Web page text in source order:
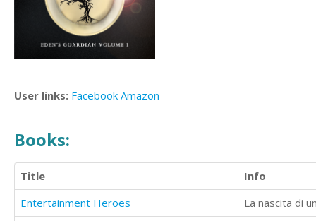
User links: Facebook Amazon
Books:
Title
Info
Entertainment Heroes
La nascita di